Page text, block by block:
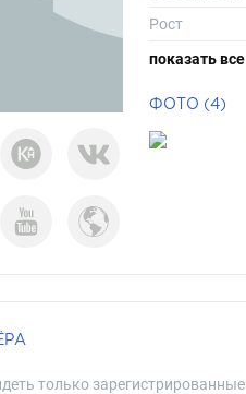
Рост
Вес
показать все
ФОТО (4)
только зарегистрированные